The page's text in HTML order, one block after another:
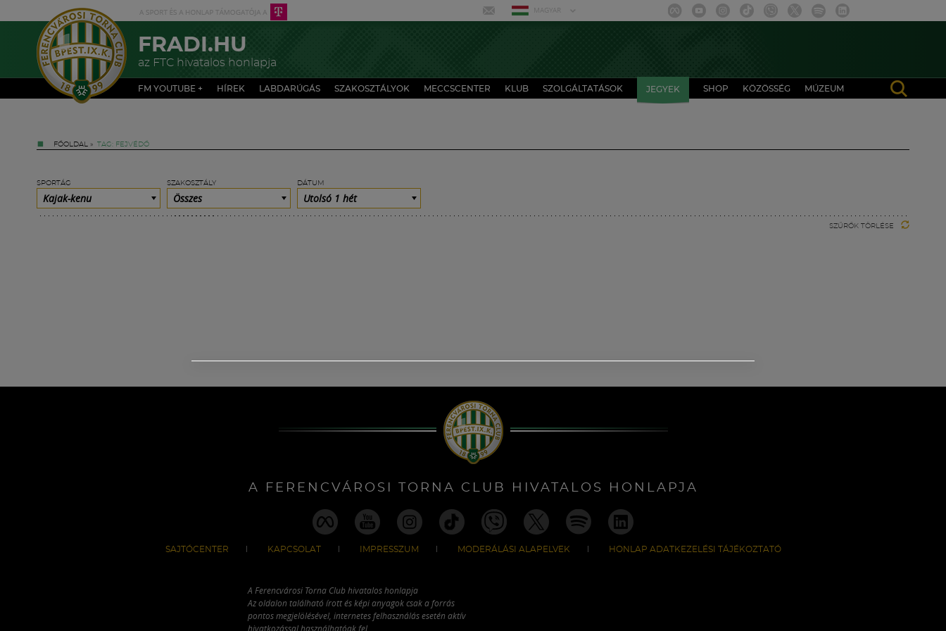
MAGYAR
FRADI.HU
az FTC hivatalos honlapja
FM YOUTUBE + HÍREK LABDARÚGÁS SZAKOSZTÁLYOK MECCSCENTER KLUB SZOLGÁLTATÁSOK JEGYEK SHOP KÖZÖSSÉG MÚZEUM
FŐOLDAL » TAG: FEJVÉDŐ
SPORTÁG
Kajak-kenu
SZAKOSZTÁLY
Összes
DÁTUM
Utolsó 1 hét
SZŰRŐK TÖRLÉSE
A FERENCVÁROSI TORNA CLUB HIVATALOS HONLAPJA
SAJTÓCENTER KAPCSOLAT IMPRESSZUM MODERÁLÁSI ALAPELVEK HONLAP ADATKEZELÉSI TÁJÉKOZTATÓ
A Ferencvárosi Torna Club hivatalos honlapja
Az oldalon található írott és képi anyagok csak a forrás
pontos megjelölésével, internetes felhasználás esetén aktív
hivatkozással használhatóak fel.